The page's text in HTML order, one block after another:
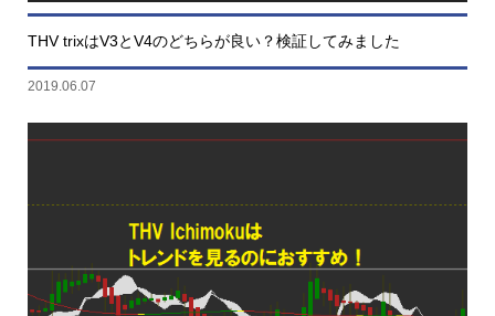
THV trixはV3とV4のどちらが良い？検証してみました
2019.06.07